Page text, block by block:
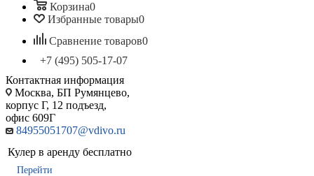
Корзина0
Избранные товары0
Сравнение товаров0
+7 (495) 505-17-07
Контактная информация
Москва, БП Румянцево,
корпус Г, 12 подъезд,
офис 609Г
84955051707@vdivo.ru
Кулер в аренду бесплатно
Перейти